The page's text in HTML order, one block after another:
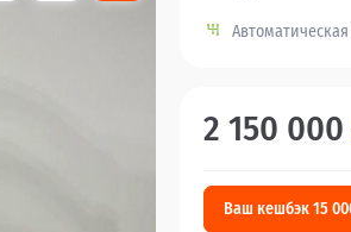
Автоматическая
2 150 000
Ваш кешбэк 15